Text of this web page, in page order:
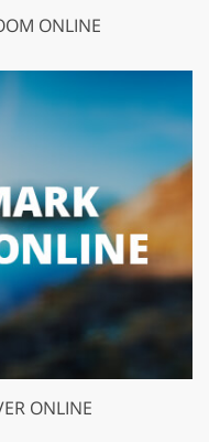
ONLINE
ONLINE